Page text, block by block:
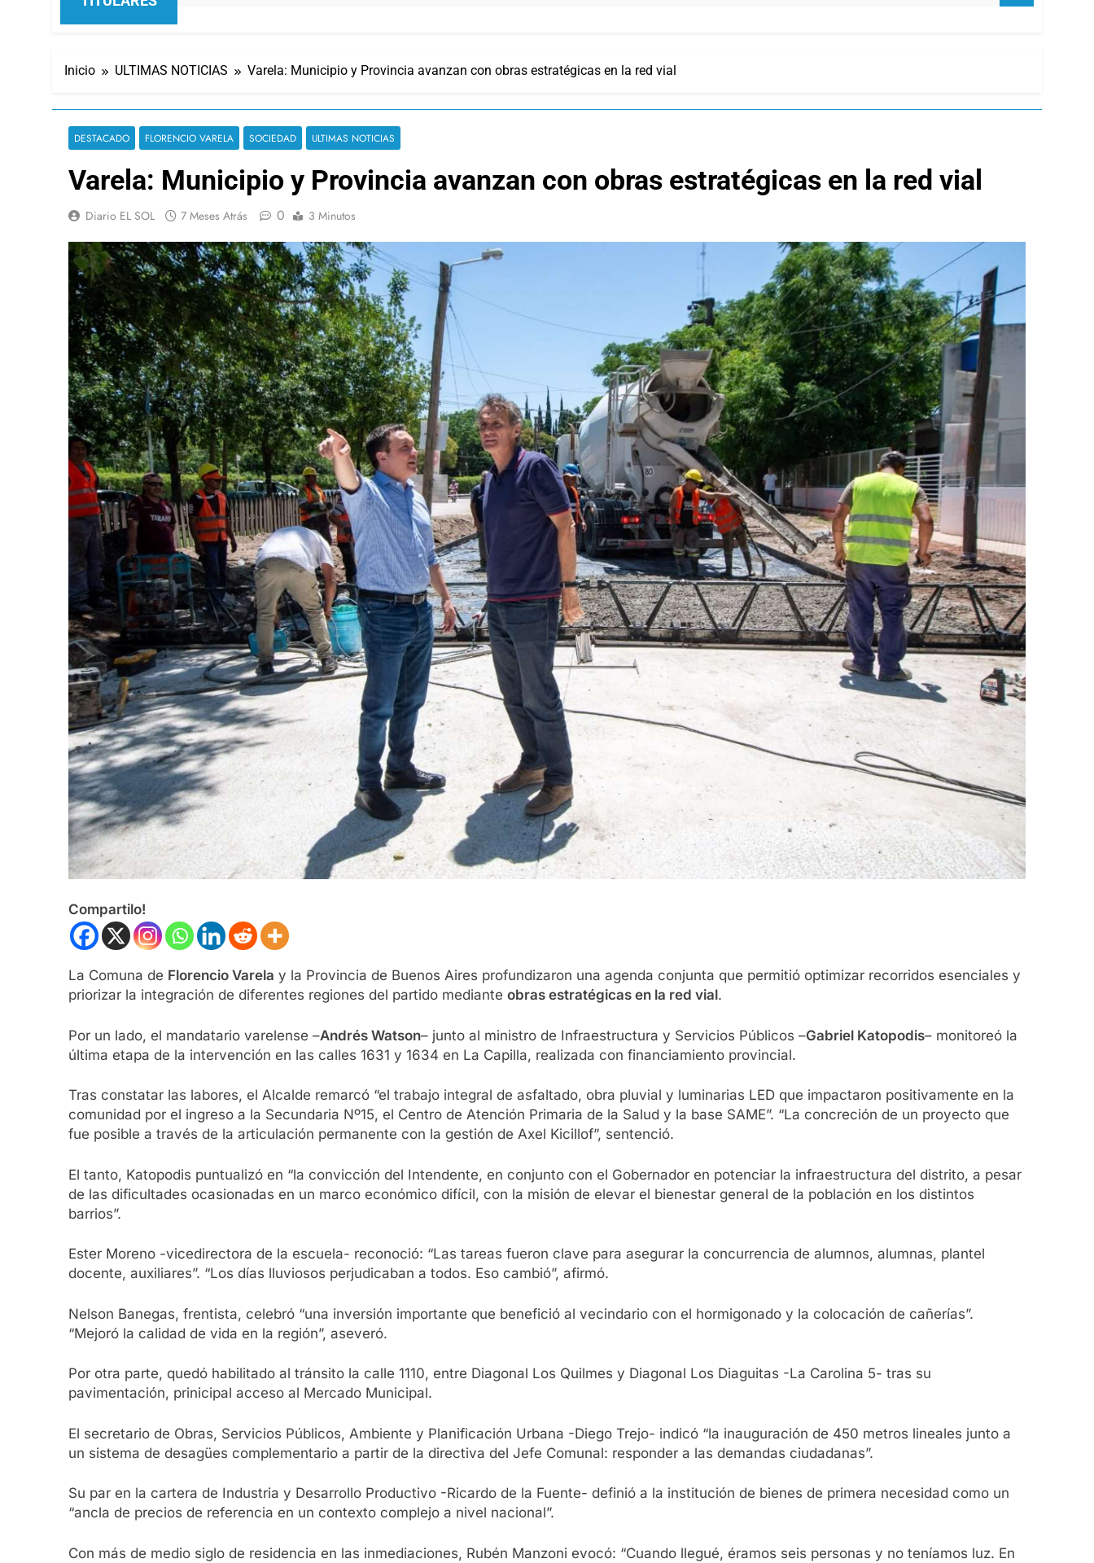
Inicio ULTIMAS NOTICIAS Varela: Municipio y Provincia avanzan con obras estratégicas en la red vial
DESTACADO FLORENCIO VARELA SOCIEDAD ULTIMAS NOTICIAS
Varela: Municipio y Provincia avanzan con obras estratégicas en la red vial
Diario EL SOL 7 Meses Atrás 0 3 Minutos
Compartilo!
La Comuna de Florencio Varela y la Provincia de Buenos Aires profundizaron una agenda conjunta que permitió optimizar recorridos esenciales y
priorizar la integración de diferentes regiones del partido mediante obras estratégicas en la red vial.
Por un lado, el mandatario varelense –Andrés Watson– junto al ministro de Infraestructura y Servicios Públicos –Gabriel Katopodis– monitoreó la
última etapa de la intervención en las calles 1631 y 1634 en La Capilla, realizada con financiamiento provincial.
Tras constatar las labores, el Alcalde remarcó “el trabajo integral de asfaltado, obra pluvial y luminarias LED que impactaron positivamente en la
comunidad por el ingreso a la Secundaria Nº15, el Centro de Atención Primaria de la Salud y la base SAME”. “La concreción de un proyecto que
fue posible a través de la articulación permanente con la gestión de Axel Kicillof”, sentenció.
El tanto, Katopodis puntualizó en “la convicción del Intendente, en conjunto con el Gobernador en potenciar la infraestructura del distrito, a pesar
de las dificultades ocasionadas en un marco económico difícil, con la misión de elevar el bienestar general de la población en los distintos
barrios”.
Ester Moreno -vicedirectora de la escuela- reconoció: “Las tareas fueron clave para asegurar la concurrencia de alumnos, alumnas, plantel
docente, auxiliares”. “Los días lluviosos perjudicaban a todos. Eso cambió”, afirmó.
Nelson Banegas, frentista, celebró “una inversión importante que benefició al vecindario con el hormigonado y la colocación de cañerías”.
“Mejoró la calidad de vida en la región”, aseveró.
Por otra parte, quedó habilitado al tránsito la calle 1110, entre Diagonal Los Quilmes y Diagonal Los Diaguitas -La Carolina 5- tras su
pavimentación, prinicipal acceso al Mercado Municipal.
El secretario de Obras, Servicios Públicos, Ambiente y Planificación Urbana -Diego Trejo- indicó “la inauguración de 450 metros lineales junto a
un sistema de desagües complementario a partir de la directiva del Jefe Comunal: responder a las demandas ciudadanas”.
Su par en la cartera de Industria y Desarrollo Productivo -Ricardo de la Fuente- definió a la institución de bienes de primera necesidad como un
“ancla de precios de referencia en un contexto complejo a nivel nacional”.
Con más de medio siglo de residencia en las inmediaciones, Rubén Manzoni evocó: “Cuando llegué, éramos seis personas y no teníamos luz. En